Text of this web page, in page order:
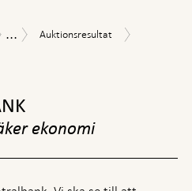
Försäljning
... Auktionsresultat
Auktionsresultat
ekonomi